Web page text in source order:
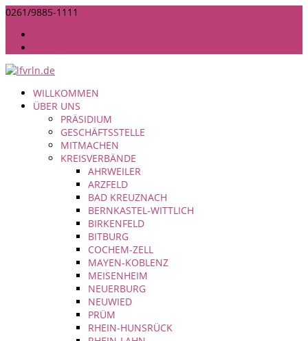
0261/9885-1111
WILLKOMMEN
ÜBER UNS
PRÄSIDIUM
GESCHÄFTSSTELLE
MITMACHEN
KREISVERBÄNDE
AHRWEILER
ARZFELD
BAD KREUZNACH
BERNKASTEL-WITTLICH
BIRKENFELD
BITBURG
COCHEM-ZELL
MAYEN-KOBLENZ
MEISENHEIM
NEUERBURG
NEUWIED
PRÜM
RHEIN-HUNSRÜCK